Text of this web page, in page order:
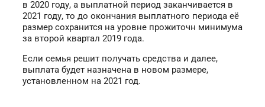
в 2020 году, а выплатной период заканчивается в
2021 году, то до окончания выплатного периода её
размер сохранится на уровне прожиточн минимума
за второй квартал 2019 года.
Если семья решит получать средства и далее,
выплата будет назначена в новом размере,
установленном на 2021 год.